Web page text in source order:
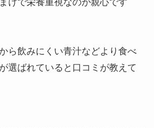
ら飲みにくい青汁などより食べ
選ばれていると口コミが教えて